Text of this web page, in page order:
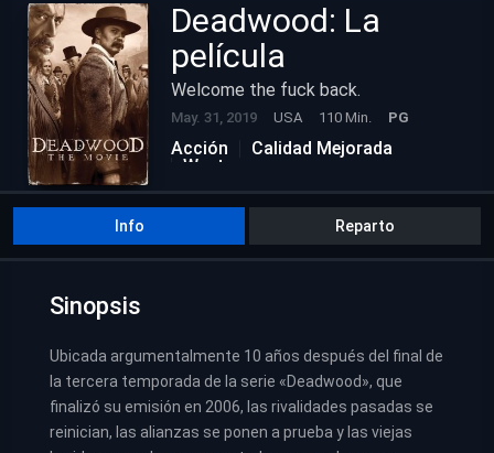
Deadwood: La
película
Welcome the fuck back.
May. 31, 2019 USA 110 Min. PG
Acción
Calidad Mejorada
Western
Info Reparto
Sinopsis
Ubicada argumentalmente 10 años después del final de
la tercera temporada de la serie «Deadwood», que
finalizó su emisión en 2006, las rivalidades pasadas se
reinician, las alianzas se ponen a prueba y las viejas